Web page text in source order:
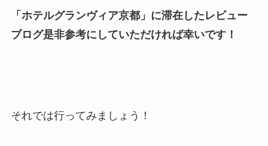
「ホテルグランヴィア京都」に滞在したレビュー
ブログ是非参考にしていただければ幸いです！
それでは行ってみましょう！